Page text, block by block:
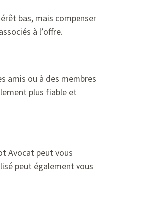
bas, mais compenser
à l’offre.
amis ou à des membres
plus fiable et
Avocat peut vous
peut également vous